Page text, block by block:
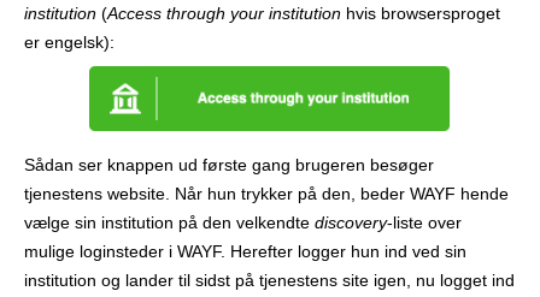
institution (Access through your institution hvis browsersproget
er engelsk):
Sådan ser knappen ud første gang brugeren besøger
tjenestens website. Når hun trykker på den, beder WAYF hende
vælge sin institution på den velkendte discovery-liste over
mulige loginsteder i WAYF. Herefter logger hun ind ved sin
institution og lander til sidst på tjenestens site igen, nu logget ind